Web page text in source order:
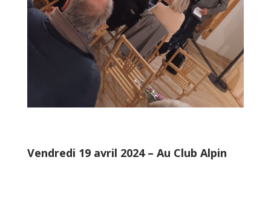
Vendredi 19 avril 2024 – Au Club Alpin